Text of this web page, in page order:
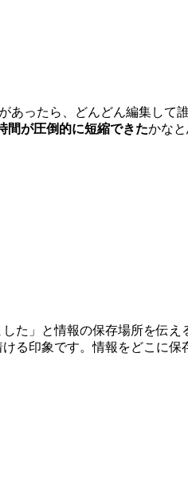
ったら、どんどん編集して
間が圧倒的に短縮できたかなと
た」と情報の保存場所を伝
る印象です。情報をどこに